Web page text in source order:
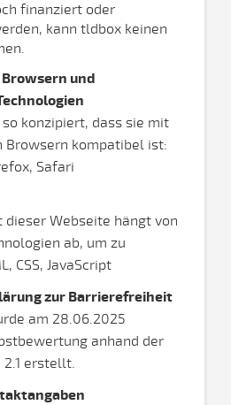
finanziert oder
kann tldbox keinen
und
konzipiert, dass sie mit
Browsern kompatibel ist:
Safari
Webseite hängt von
ab, um zu
CSS, JavaScript
zur Barrierefreiheit
am 28.06.2025
anhand der
2.1 erstellt.